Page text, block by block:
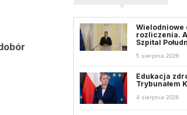
Wielodniowe
rozliczenia.
Szpital
5 sierpnia 2026
Edukacja
Trybunałem
4 sierpnia 2026